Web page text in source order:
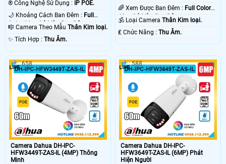
®️ Công Nghệ Sử Dụng :
IP POE.
🌙 Khoảng Cách Ban Đêm : Full
Color 30m Có Màu Ban Ðêm.
🎼️ Camera Theo Mẫu Thân Kim loại.
️✨ Tích Hợp : Thu Âm.
🌈 Xem Được Ban Đêm : Full Color
60m Có Màu Ban Ðêm.
🕉️ Loại CameraThân Kim loại.
️₤ Chức Năng :Thu Âm.
Camera Dahua DH-IPC-
HFW3449T-ZAS-IL (4MP) Thông
Minh
658
Camera Dahua DH-IPC-
HFW3649T-ZAS-IL (6MP) Phát
Hiện Người
588